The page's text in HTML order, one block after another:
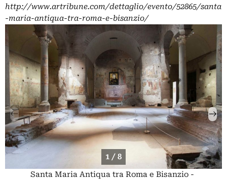
http://www.artribune.com/dettaglio/evento/52865/santa
-maria-antiqua-tra-roma-e-bisanzio/
1 / 8
Santa Maria Antiqua tra Roma e Bisanzio -